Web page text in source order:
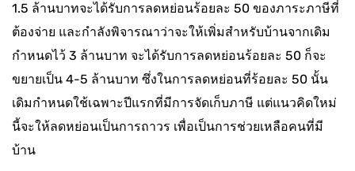
1.5 ล้านบาทจะได้รับการลดหย่อนร้อยละ 50 ของภาระภาษีที่
ต้องจ่าย และกำลังพิจารณาว่าจะให้เพิ่มสำหรับบ้านจากเดิม
กำหนดไว้ 3 ล้านบาท จะได้รับการลดหย่อนร้อยละ 50 ก็จะ
ขยายเป็น 4-5 ล้านบาท ซึ่งในการลดหย่อนที่ร้อยละ 50 นั้น
เดิมกำหนดใช้เฉพาะปีแรกที่มีการจัดเก็บภาษี แต่แนวคิดใหม่
นี้จะให้ลดหย่อนเป็นการถาวร เพื่อเป็นการช่วยเหลือคนที่มี
บ้าน